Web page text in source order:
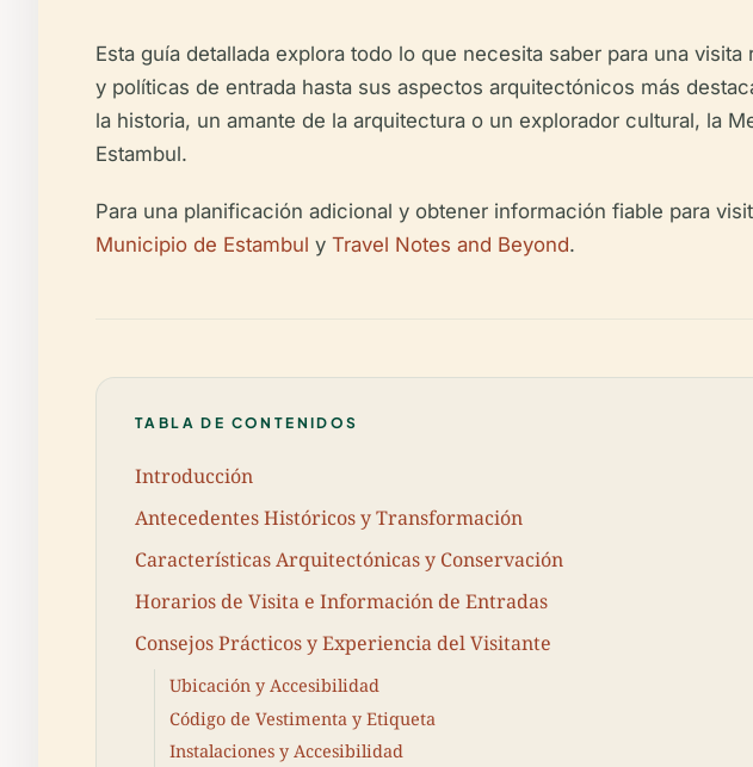
Esta guía detallada explora todo lo que necesita saber para una
y políticas de entrada hasta sus aspectos arquitectónicos más
la historia, un amante de la arquitectura o un explorador cultural, la
Estambul.
Para una planificación adicional y obtener información fiable para
Municipio de Estambul y Travel Notes and Beyond.
TABLA DE CONTENIDOS
Introducción
Antecedentes Históricos y Transformación
Características Arquitectónicas y Conservación
Horarios de Visita e Información de Entradas
Consejos Prácticos y Experiencia del Visitante
Ubicación y Accesibilidad
Código de Vestimenta y Etiqueta
Instalaciones y Accesibilidad